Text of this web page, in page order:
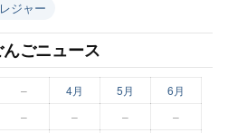
ジャー
ごニュース
– 4月 5月
6月
– – – –